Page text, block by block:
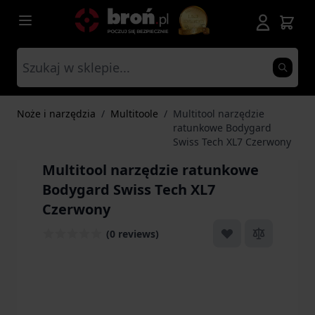
Przejdź do treści
Noże i narzędzia / Multitoole / Multitool narzędzie
ratunkowe Bodygard
Swiss Tech XL7 Czerwony
Multitool narzędzie ratunkowe
Bodygard Swiss Tech XL7
Czerwony
(0 reviews)